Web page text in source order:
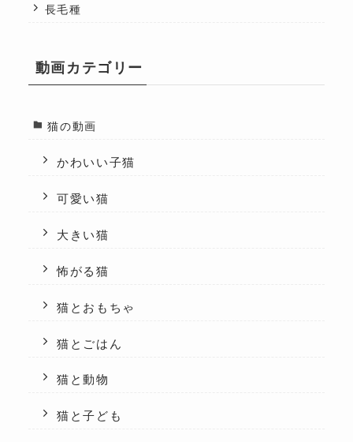
長毛種
動画カテゴリー
猫の動画
かわいい子猫
可愛い猫
大きい猫
怖がる猫
猫とおもちゃ
猫とごはん
猫と動物
猫と子ども